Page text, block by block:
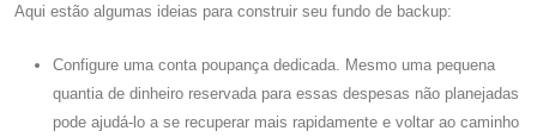
Aqui estão algumas ideias para construir seu fundo de backup:
Configure uma conta poupança dedicada. Mesmo uma pequena
quantia de dinheiro reservada para essas despesas não planejadas
pode ajudá-lo a se recuperar mais rapidamente e voltar ao caminho